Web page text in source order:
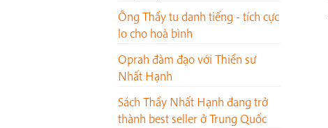
Ông Thầy tu danh tiếng - tích cực
lo cho hoà bình
Oprah đàm đạo với Thiền sư
Nhất Hạnh
Sách Thầy Nhất Hạnh đang trở
thành best seller ở Trung Quốc